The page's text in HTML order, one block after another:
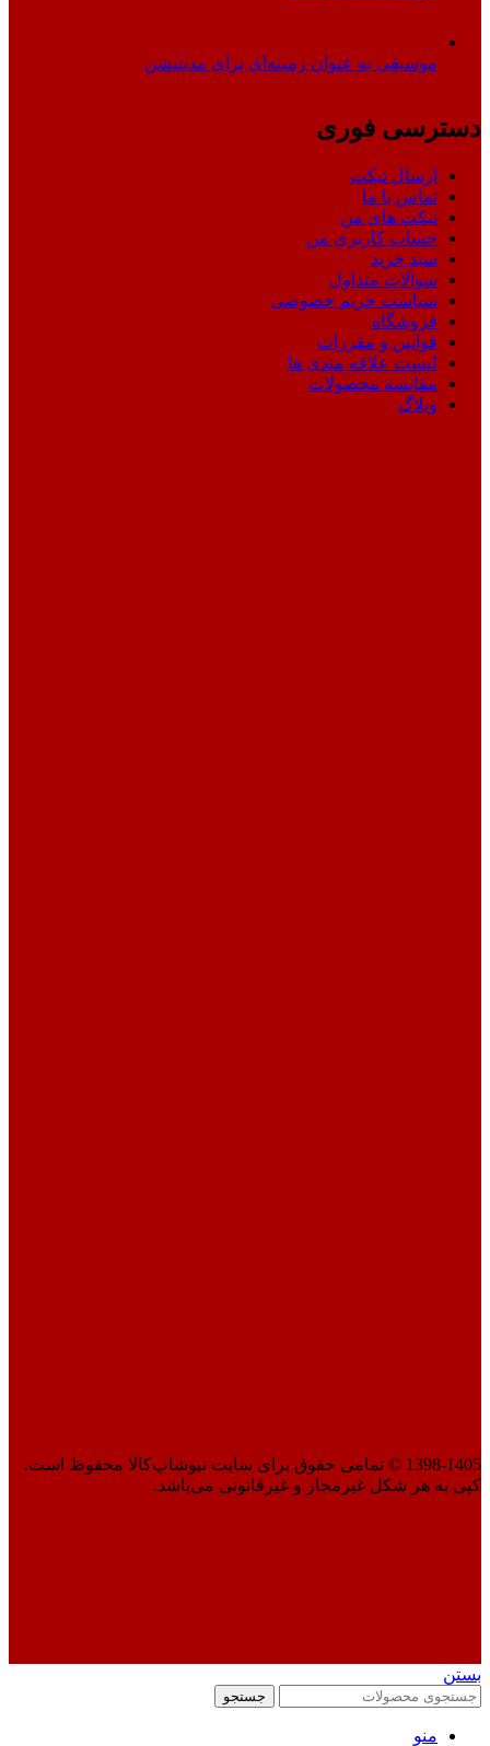
موسیقی به عنوان زمینه‌ای برای مدیتیشن
دسترسی فوری
ارسال تیکت
تماس با ما
تیکت های من
حساب کاربری من
سبد خرید
سوالات متداول
سیاست حریم خصوصی
فروشگاه
قوانین و مقررات
لیست علاقه مندی ها
مقایسه محصولات
وبلاگ
1398-1405 © تمامی حقوق برای سایت نیوشاپ‌کالا محفوظ است.
کپی به هر شکل غیرمجاز و غیرقانونی می‌باشد.
بستن
جستجو
منو